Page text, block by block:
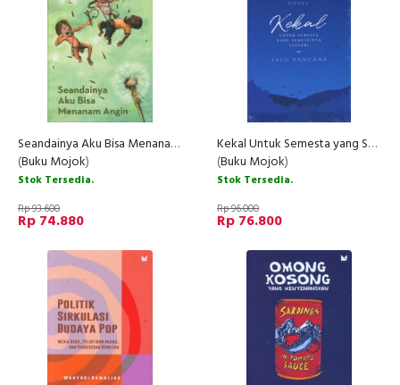
Seandainya Aku Bisa Menanam Angin
(Buku Mojok)
Stok Tersedia.
Rp 93.600
Rp 74.880
Kekal Untuk Semesta yang Semestinya Lestari
(Buku Mojok)
Stok Tersedia.
Rp 96.000
Rp 76.800